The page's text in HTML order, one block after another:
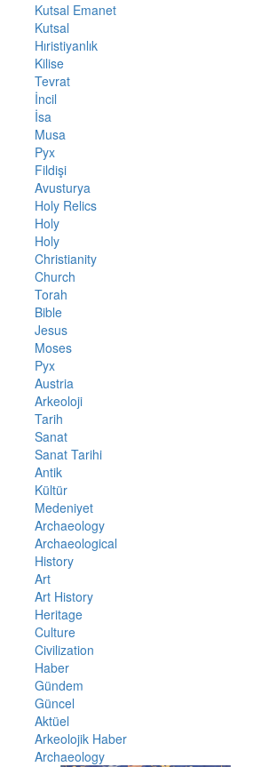
Kutsal Emanet
Kutsal
Hıristiyanlık
Kilise
Tevrat
İncil
İsa
Musa
Pyx
Fildişi
Avusturya
Holy Relics
Holy
Holy
Christianity
Church
Torah
Bible
Jesus
Moses
Pyx
Austria
Arkeoloji
Tarih
Sanat
Sanat Tarihi
Antik
Kültür
Medeniyet
Archaeology
Archaeological
History
Art
Art History
Heritage
Culture
Civilization
Haber
Gündem
Güncel
Aktüel
Arkeolojik Haber
Archaeology